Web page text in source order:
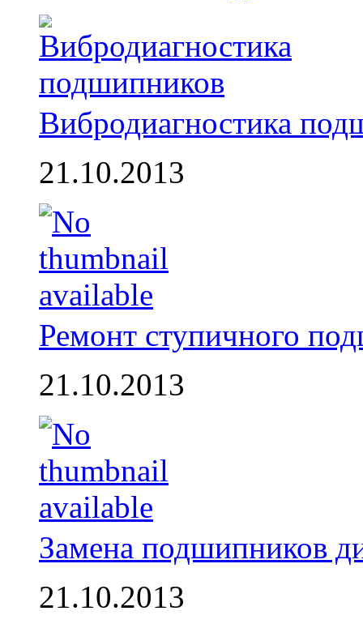
Вибродиагностика
21.10.2013
Ремонт ступичного
21.10.2013
Замена подшипников
21.10.2013